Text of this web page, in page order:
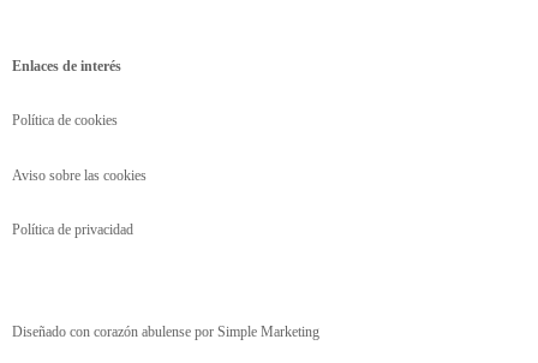
Enlaces de interés
Política de cookies
Aviso sobre las cookies
Política de privacidad
Diseñado con corazón abulense por Simple Marketing